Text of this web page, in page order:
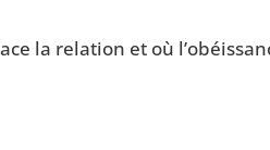
la rela­tion et où